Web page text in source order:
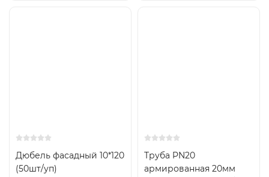
Дюбель фасадный 10*120
(50шт/уп)
Труба PN20
армированная 20мм